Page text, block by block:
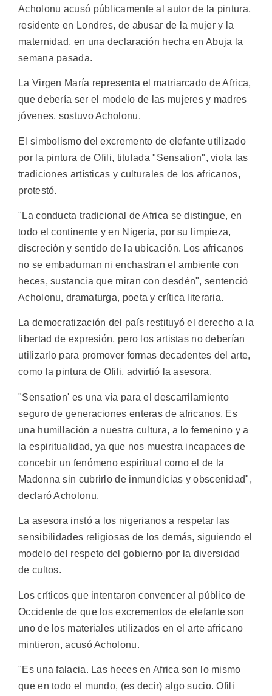
Acholonu acusó públicamente al autor de la pintura,
residente en Londres, de abusar de la mujer y la
maternidad, en una declaración hecha en Abuja la
semana pasada.
La Virgen María representa el matriarcado de Africa,
que debería ser el modelo de las mujeres y madres
jóvenes, sostuvo Acholonu.
El simbolismo del excremento de elefante utilizado
por la pintura de Ofili, titulada "Sensation", viola las
tradiciones artísticas y culturales de los africanos,
protestó.
"La conducta tradicional de Africa se distingue, en
todo el continente y en Nigeria, por su limpieza,
discreción y sentido de la ubicación. Los africanos
no se embadurnan ni enchastran el ambiente con
heces, sustancia que miran con desdén", sentenció
Acholonu, dramaturga, poeta y crítica literaria.
La democratización del país restituyó el derecho a la
libertad de expresión, pero los artistas no deberían
utilizarlo para promover formas decadentes del arte,
como la pintura de Ofili, advirtió la asesora.
"Sensation' es una vía para el descarrilamiento
seguro de generaciones enteras de africanos. Es
una humillación a nuestra cultura, a lo femenino y a
la espiritualidad, ya que nos muestra incapaces de
concebir un fenómeno espiritual como el de la
Madonna sin cubrirlo de inmundicias y obscenidad",
declaró Acholonu.
La asesora instó a los nigerianos a respetar las
sensibilidades religiosas de los demás, siguiendo el
modelo del respeto del gobierno por la diversidad
de cultos.
Los críticos que intentaron convencer al público de
Occidente de que los excrementos de elefante son
uno de los materiales utilizados en el arte africano
mintieron, acusó Acholonu.
"Es una falacia. Las heces en Africa son lo mismo
que en todo el mundo, (es decir) algo sucio. Ofili